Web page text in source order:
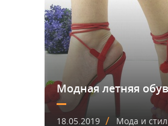
Модная летняя
18.05.2019 / Мода и